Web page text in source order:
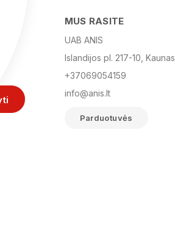
MUS RASITE
UAB ANIS
Islandijos pl. 217-10, Kaunas
+37069054159
info@anis.lt
Parduotuvės